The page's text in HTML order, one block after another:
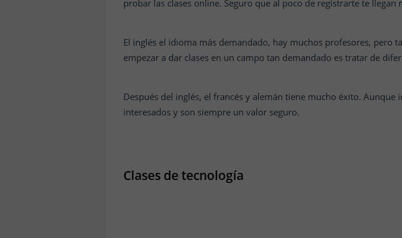
probar las clases online. Seguro que al poco de registrarte te llegan
El inglés el idioma más demandado, hay muchos profesores, pero
empezar a dar clases en un campo tan demandado es tratar de
Después del inglés, el francés y alemán tiene mucho éxito.
interesados y son siempre un valor seguro.
Clases de tecnología